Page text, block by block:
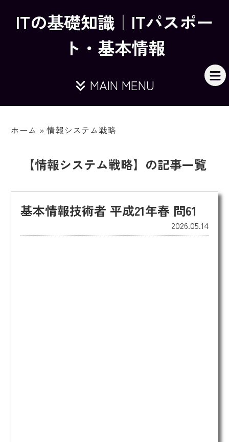
ITの基礎知識｜ITパスポー
ト・基本情報
MAIN MENU
ホーム »情報システム戦略
【情報システム戦略】の記事一覧
基本情報技術者 平成21年春 問61
2026.05.14